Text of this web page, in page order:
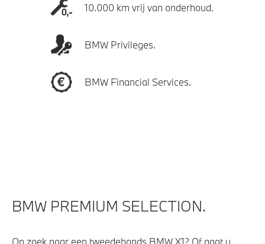
10.000 km vrij van onderhoud.
BMW Privileges.
BMW Financial Services.
BMW PREMIUM SELECTION.
Op zoek naar een tweedehands BMW X1? Of gaat u